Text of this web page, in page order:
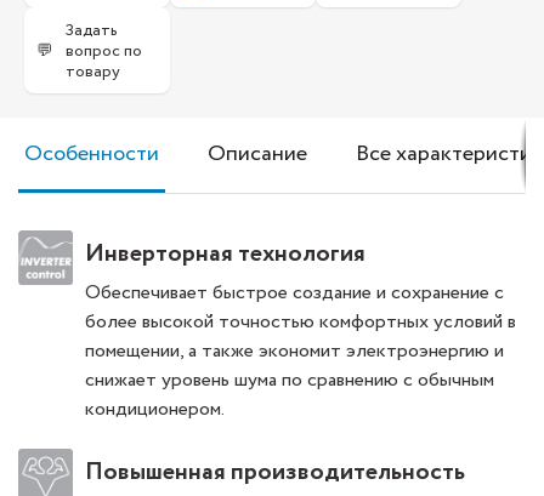
💬
Задать
вопрос по
товару
Особенности Описание Все
Инверторная технология
Обеспечивает быстрое создание и сохранение с
более высокой точностью комфортных условий в
помещении, а также экономит электроэнергию и
снижает уровень шума по сравнению с обычным
кондиционером.
Повышенная производительность